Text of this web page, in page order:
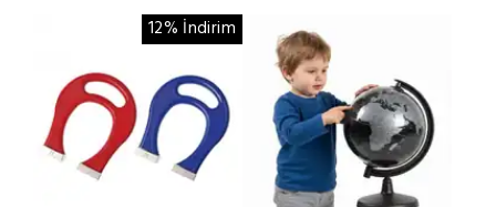
12% İndirim